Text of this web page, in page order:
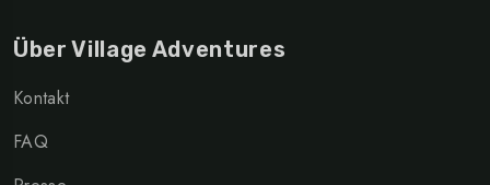
Über Village Adventures
Kontakt
FAQ